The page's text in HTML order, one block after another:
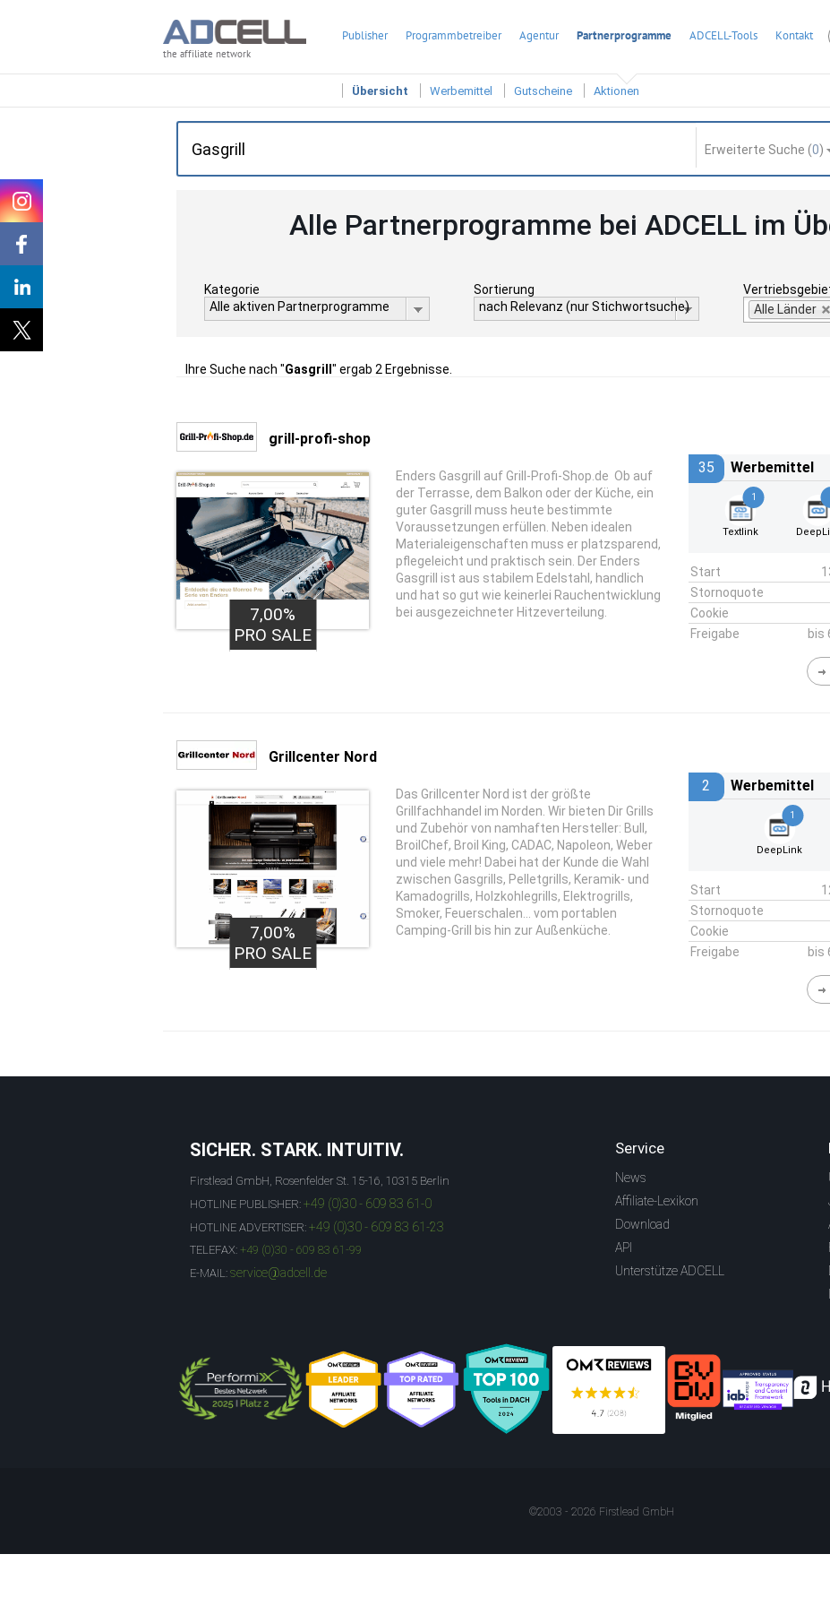
the affiliate network
Publisher Programmbetreiber Agentur Partnerprogramme ADCELL-Tools Kontakt
Übersicht Werbemittel Gutscheine Aktionen
Erweiterte Suche (0)
Alle Partnerprogramme bei ADCELL im
Kategorie
Alle aktiven Partnerprogramme
Sortierung
nach Relevanz (nur Stichwortsuche)
Alle Länder
Ihre Suche nach "Gasgrill " ergab 2 Ergebnisse.
grill-profi-shop
7,00%
PRO SALE
Enders Gasgrill auf Grill-Profi-Shop.de Ob auf
der Terrasse, dem Balkon oder der Küche, ein
guter Gasgrill muss heute bestimmte
Voraussetzungen erfüllen. Neben idealen
Materialeigenschaften muss er platzsparend,
pflegeleicht und praktisch sein. Der Enders
Gasgrill ist aus stabilem Edelstahl, handlich
und hat so gut wie keinerlei Rauchentwicklung
bei ausgezeichneter Hitzeverteilung.
35 Werbemittel
1
Textlink
Start
Stornoquote
Cookie
Freigabe
bis
Grillcenter Nord
7,00%
PRO SALE
Das Grillcenter Nord ist der größte
Grillfachhandel im Norden. Wir bieten Dir Grills
und Zubehör von namhaften Hersteller: Bull,
BroilChef, Broil King, CADAC, Napoleon, Weber
und viele mehr! Dabei hat der Kunde die Wahl
zwischen Gasgrills, Pelletgrills, Keramik- und
Kamadogrills, Holzkohlegrills, Elektrogrills,
Smoker, Feuerschalen... vom portablen
Camping-Grill bis hin zur Außenküche.
2 Werbemittel
1
DeepLink
Start
Stornoquote
Cookie
Freigabe
bis
SICHER. STARK. INTUITIV.
Firstlead GmbH, Rosenfelder St. 15-16, 10315 Berlin
HOTLINE PUBLISHER: +49 (0)30 - 609 83 61-0
HOTLINE ADVERTISER: +49 (0)30 - 609 83 61-23
TELEFAX: +49 (0)30 - 609 83 61-99
E-MAIL: service@adcell.de
Service
News
Affiliate-Lexikon
Download
API
Unterstütze ADCELL
©2003 - 2026 Firstlead GmbH